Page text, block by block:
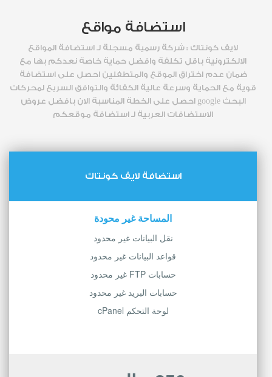
استضافة مواقع
لايف كونتاك : شركة رسمية مسجلة لـ استضافة المواقع
الالكترونية باقل تكلفة وافضل حماية خاصة نعدكم بها مع
ضمان عدم اختراق الموقع والمتطفلين احصل على استضافة
قوية مع الحماية وسرعة عالية الكفائة والتوافق السريع لمحركات
البحث google احصل على الخطة المناسبة الان بافضل عروض
الاستضافات العربية لـ استضافة موقعكم
استضافة لايف كونتاك
المساحة غير محودة
نقل البيانات غير محدود
قواعد البيانات غير محدود
حسابات FTP غير محدود
حسابات البريد غير محدود
لوحة التحكم cPanel